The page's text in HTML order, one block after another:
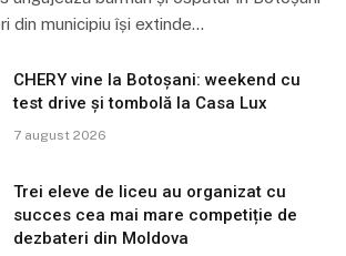
din municipiu își extinde…
CHERY vine la Botoșani: weekend cu
test drive și tombolă la Casa Lux
7 august 2026
Trei eleve de liceu au organizat cu
succes cea mai mare competiție de
dezbateri din Moldova